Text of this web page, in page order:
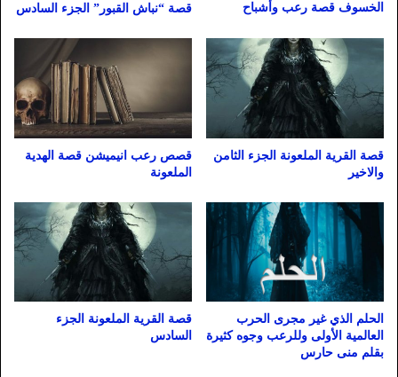
الخسوف قصة رعب وأشباح قصة “نباش القبور” الجزء السادس
قصة القرية الملعونة الجزء الثامن
والاخير
قصص رعب انيميشن قصة الهدية
الملعونة
الحلم الذي غير مجرى الحرب
العالمية الأولى وللرعب وجوه كثيرة
بقلم منى حارس
قصة القرية الملعونة الجزء
السادس